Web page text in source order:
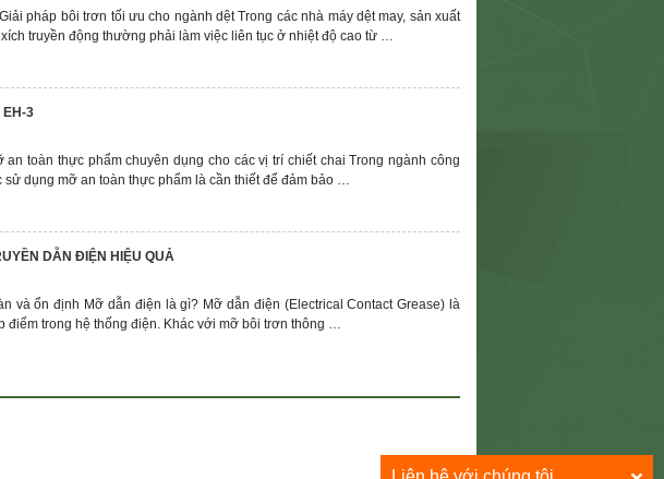
pháp bôi trơn tối ưu cho ngành dệt Trong các nhà máy dệt may, sản xuất
truyền động thường phải làm việc liên tục ở nhiệt độ cao từ …
EH-3
toàn thực phẩm chuyên dụng cho các vị trí chiết chai Trong ngành công
dụng mỡ an toàn thực phẩm là cần thiết để đảm bảo …
DẪN ĐIỆN HIỆU QUẢ
và ổn định Mỡ dẫn điện là gì? Mỡ dẫn điện (Electrical Contact Grease) là
điểm trong hệ thống điện. Khác với mỡ bôi trơn thông …